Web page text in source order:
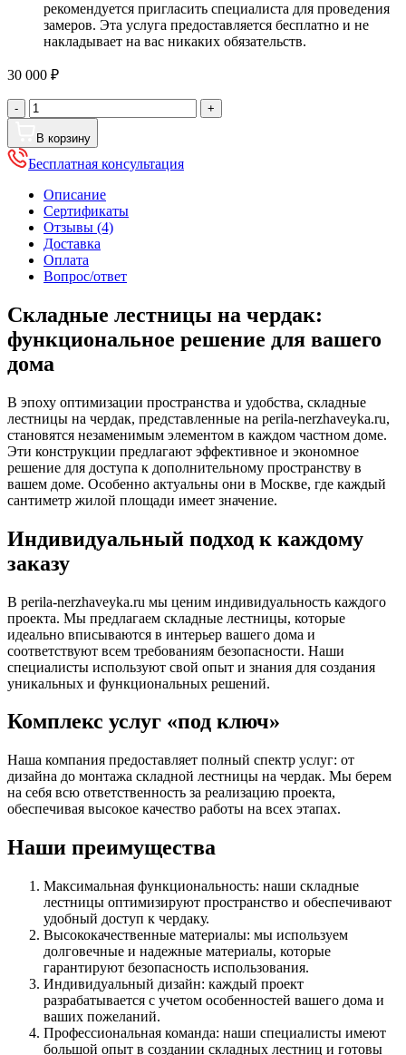
рекомендуется пригласить специалиста для проведения
замеров. Эта услуга предоставляется бесплатно и не
накладывает на вас никаких обязательств.
30 000 ₽
-
Количество
товара
Складные
на
чердак
+
В корзину
Бесплатная консультация
Описание
Сертификаты
Отзывы (4)
Доставка
Оплата
Вопрос/ответ
Складные лестницы на чердак:
функциональное решение для вашего
дома
В эпоху оптимизации пространства и удобства, складные
лестницы на чердак, представленные на perila-nerzhaveyka.ru,
становятся незаменимым элементом в каждом частном доме.
Эти конструкции предлагают эффективное и экономное
решение для доступа к дополнительному пространству в
вашем доме. Особенно актуальны они в Москве, где каждый
сантиметр жилой площади имеет значение.
Индивидуальный подход к каждому
заказу
В perila-nerzhaveyka.ru мы ценим индивидуальность каждого
проекта. Мы предлагаем складные лестницы, которые
идеально вписываются в интерьер вашего дома и
соответствуют всем требованиям безопасности. Наши
специалисты используют свой опыт и знания для создания
уникальных и функциональных решений.
Комплекс услуг «под ключ»
Наша компания предоставляет полный спектр услуг: от
дизайна до монтажа складной лестницы на чердак. Мы берем
на себя всю ответственность за реализацию проекта,
обеспечивая высокое качество работы на всех этапах.
Наши преимущества
Максимальная функциональность: наши складные
лестницы оптимизируют пространство и обеспечивают
удобный доступ к чердаку.
Высококачественные материалы: мы используем
долговечные и надежные материалы, которые
гарантируют безопасность использования.
Индивидуальный дизайн: каждый проект
разрабатывается с учетом особенностей вашего дома и
ваших пожеланий.
Профессиональная команда: наши специалисты имеют
большой опыт в создании складных лестниц и готовы